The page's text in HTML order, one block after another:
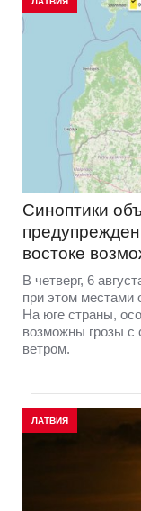
Синоптики
востоке
В четверг, 6
при этом местами
На юге страны,
возможны грозы
ветром.
ЛАТВИЯ